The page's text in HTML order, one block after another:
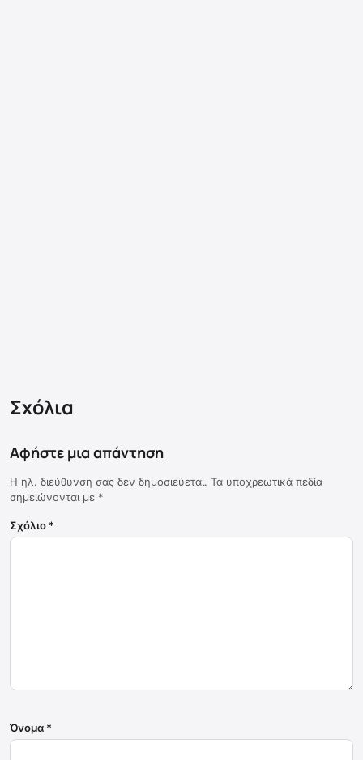
Σχόλια
Αφήστε μια απάντηση
Η ηλ. διεύθυνση σας δεν δημοσιεύεται. Τα υποχρεωτικά πεδία
σημειώνονται με *
Σχόλιο *
Όνομα *